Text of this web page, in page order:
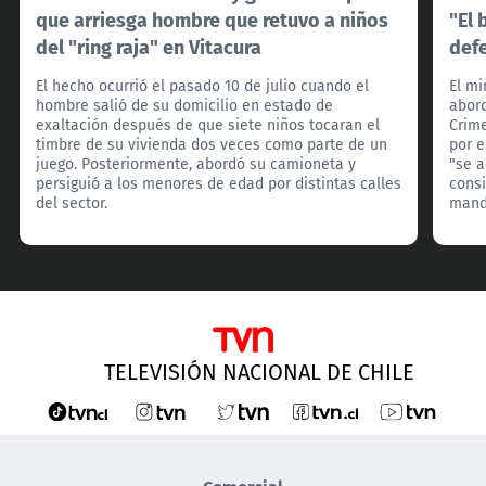
que arriesga hombre que retuvo a niños
del "ring raja" en Vitacura
El hecho ocurrió el pasado 10 de julio cuando el
hombre salió de su domicilio en estado de
exaltación después de que siete niños tocaran el
timbre de su vivienda dos veces como parte de un
juego. Posteriormente, abordó su camioneta y
persiguió a los menores de edad por distintas calles
del sector.
"El
El
por
"se
TELEVISIÓN NACIONAL DE CHILE